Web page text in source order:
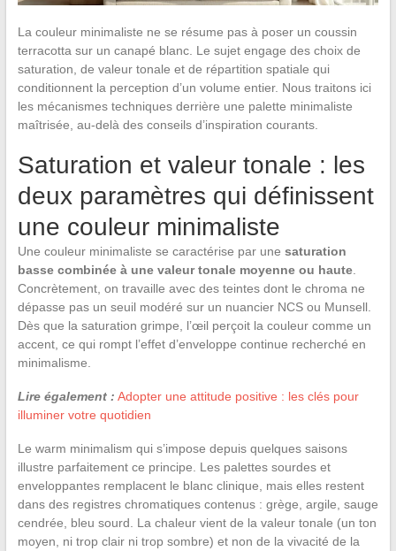
La couleur minimaliste ne se résume pas à poser un coussin
terracotta sur un canapé blanc. Le sujet engage des choix de
saturation, de valeur tonale et de répartition spatiale qui
conditionnent la perception d’un volume entier. Nous traitons ici
les mécanismes techniques derrière une palette minimaliste
maîtrisée, au-delà des conseils d’inspiration courants.
Saturation et valeur tonale : les
deux paramètres qui définissent
une couleur minimaliste
Une couleur minimaliste se caractérise par une saturation
basse combinée à une valeur tonale moyenne ou haute.
Concrètement, on travaille avec des teintes dont le chroma ne
dépasse pas un seuil modéré sur un nuancier NCS ou Munsell.
Dès que la saturation grimpe, l’œil perçoit la couleur comme un
accent, ce qui rompt l’effet d’enveloppe continue recherché en
minimalisme.
Lire également : Adopter une attitude positive : les clés pour
illuminer votre quotidien
Le warm minimalism qui s’impose depuis quelques saisons
illustre parfaitement ce principe. Les palettes sourdes et
enveloppantes remplacent le blanc clinique, mais elles restent
dans des registres chromatiques contenus : grège, argile, sauge
cendrée, bleu sourd. La chaleur vient de la valeur tonale (un ton
moyen, ni trop clair ni trop sombre) et non de la vivacité de la